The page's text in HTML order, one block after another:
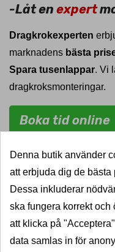
-Låt en expert
Dragkrokexperten
marknadens bästa
Spara tusenlappar. Vi
dragkroksmonteringar.
Boka tid online
0700-10 10 00
Denna butik använder
att erbjuda dig de bästa
Dessa inkluderar
ska fungera korrekt och
att klicka på
data samlas in för